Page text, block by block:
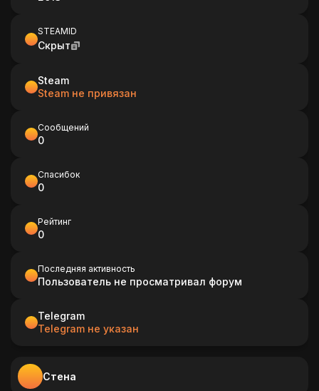
STEAMID
Скрыт
Steam
Steam не привязан
Сообщений
0
Спасибок
0
Рейтинг
0
Последняя активность
Пользователь не просматривал форум
Telegram
Telegram не указан
Стена